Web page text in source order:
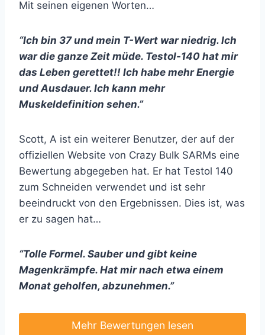
Mit seinen eigenen Worten…
“Ich bin 37 und mein T-Wert war niedrig. Ich
war die ganze Zeit müde. Testol-140 hat mir
das Leben gerettet!! Ich habe mehr Energie
und Ausdauer. Ich kann mehr
Muskeldefinition sehen.”
Scott, A ist ein weiterer Benutzer, der auf der
offiziellen Website von Crazy Bulk SARMs eine
Bewertung abgegeben hat. Er hat Testol 140
zum Schneiden verwendet und ist sehr
beeindruckt von den Ergebnissen. Dies ist, was
er zu sagen hat…
“Tolle Formel. Sauber und gibt keine
Magenkrämpfe. Hat mir nach etwa einem
Monat geholfen, abzunehmen.”
Mehr Bewertungen lesen